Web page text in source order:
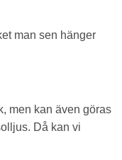
man sen hänger
men kan även göras
Då kan vi